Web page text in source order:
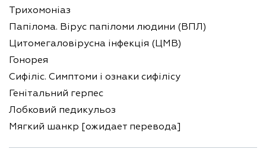
Трихомоніаз
Папілома. Вірус папіломи людини (ВПЛ)
Цитомегаловірусна інфекція (ЦМВ)
Гонорея
Сифіліс. Симптоми і ознаки сифілісу
Генітальний герпес
Лобковий педикульоз
Мягкий шанкр [ожидает перевода]